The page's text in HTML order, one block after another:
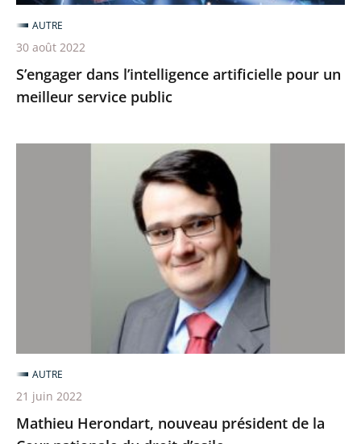
S’engager dans l’intelligence artificielle pour un
meilleur service public
AUTRE
30 août 2022
droit
d’asile
Mathieu Herondart, nouveau président de la
AUTRE
21 juin 2022